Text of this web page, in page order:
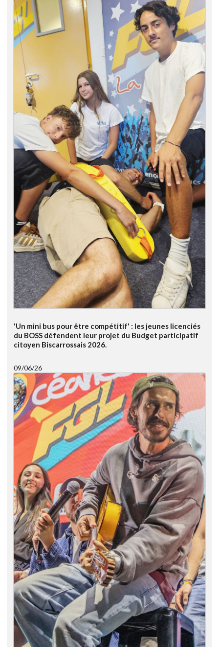
'Un mini bus pour être compétitif' : les jeunes licenciés
du BOSS défendent leur projet du Budget participatif
citoyen Biscarrossais 2026.
09/06/26